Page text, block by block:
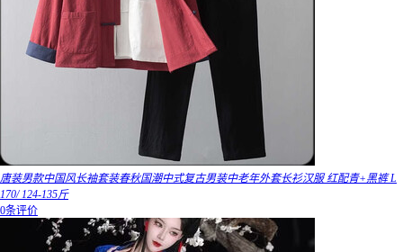
唐装男款中国风长袖套装春秋国潮中式复古男装中老年外套长衫汉服 红配青+黑裤 L
170/ 124-135斤
0条评价